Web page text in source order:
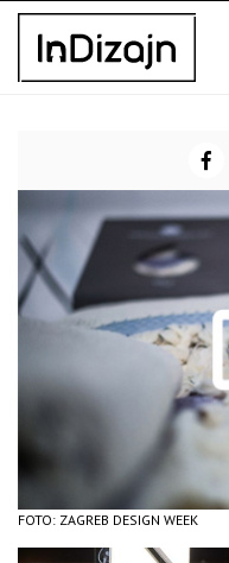
Skip
content
FOTO: ZAGREB DESIGN WEEK